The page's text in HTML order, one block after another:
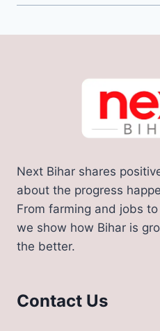
Next Bihar shares
about the progress
From farming and jobs
we show how Bihar is
the better.
Contact Us